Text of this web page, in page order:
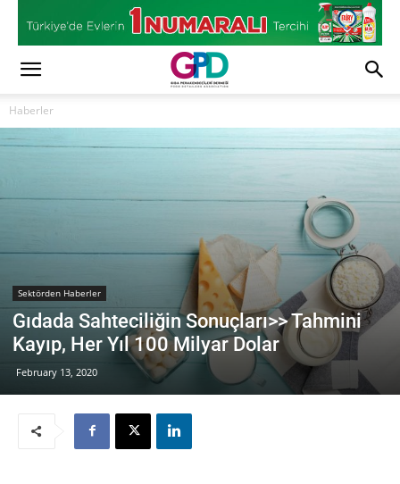
Haberler
Sektörden Haberler
Gıdada Sahteciliğin Sonuçları>> Tahmini
Kayıp, Her Yıl 100 Milyar Dolar
February 13, 2020